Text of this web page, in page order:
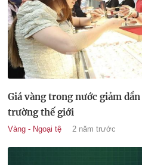
Giá vàng trong nước giảm
trường thế giới
Vàng - Ngoại tệ 2 năm trước